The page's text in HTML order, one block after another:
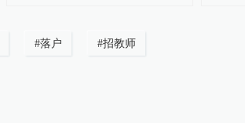
#落户 #招教师